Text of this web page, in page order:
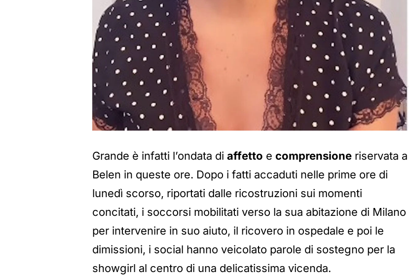
Grande è infatti l’ondata di affetto e comprensione riservata a
Belen in queste ore. Dopo i fatti accaduti nelle prime ore di
lunedì scorso, riportati dalle ricostruzioni sui momenti
concitati, i soccorsi mobilitati verso la sua abitazione di Milano
per intervenire in suo aiuto, il ricovero in ospedale e poi le
dimissioni, i social hanno veicolato parole di sostegno per la
showgirl al centro di una delicatissima vicenda.